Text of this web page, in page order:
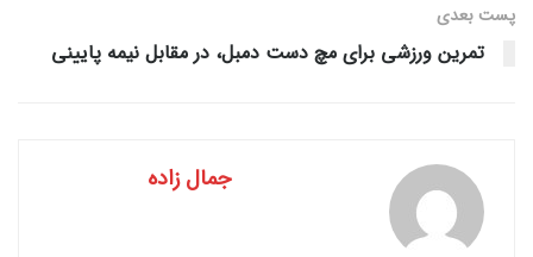
پست‌ بعدی
تمرین ورزشی برای مچ دست دمبل، در مقابل نیمه پایینی
جمال زاده